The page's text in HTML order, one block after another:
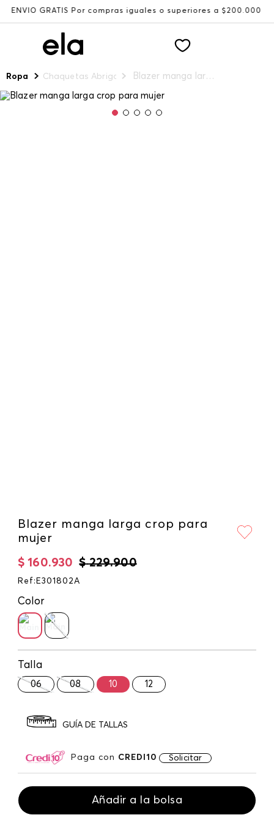
GRATIS Por compras iguales o superiores a $200.000
Ropa Chaquetas Abrigos y Chalecos Blazer manga larga crop para mujer
Blazer manga larga crop para
mujer
$ 229.900
$ 160.930
Ref : E301802A
Color
Talla
06 08 10 12
GUÍA DE TALLAS
Paga con CREDI10 Solicitar
Añadir a la bolsa